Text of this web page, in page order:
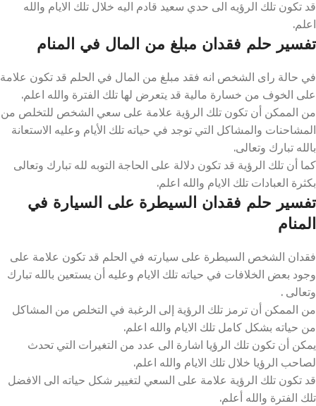
قد تكون تلك الرؤيه الى حدي سعيد قادم اليه خلال تلك الايام والله
اعلم.
تفسير حلم فقدان مبلغ من المال في المنام
في حالة راى الشخص انه فقد مبلغ من المال في الحلم قد تكون علامة
على الخوف من خسارة مالية قد يتعرض لها تلك الفترة والله اعلم.
من الممكن أن تكون تلك الرؤية علامة على سعي الشخص للتخلص من
المشاحنات والمشاكل التي توجد في حياته تلك الأيام وعليه الاستعانة
بالله تبارك وتعالى.
كما أن تلك الرؤية قد تكون دلالة على الحاجة التوبه لله تبارك وتعالى
بكثرة العبادات تلك الايام والله اعلم.
تفسير حلم فقدان السيطرة على السيارة في
المنام
فقدان الشخص السيطرة على سيارته في الحلم قد تكون علامة على
وجود بعض الخلافات في حياته تلك الايام وعليه أن يستعين بالله تبارك
وتعالى .
من الممكن أن ترمز تلك الرؤية إلى الرغبة في التخلص من المشاكل
من حياته بشكل كامل تلك الايام والله اعلم.
يمكن أن تكون تلك الرؤيا اشارة الى عدد من التغيرات التي تحدث
لصاحب الرؤيا خلال تلك الايام والله اعلم.
قد تكون تلك الرؤية علامة على السعي لتغيير شكل حياته الى الافضل
تلك الفترة والله أعلم.